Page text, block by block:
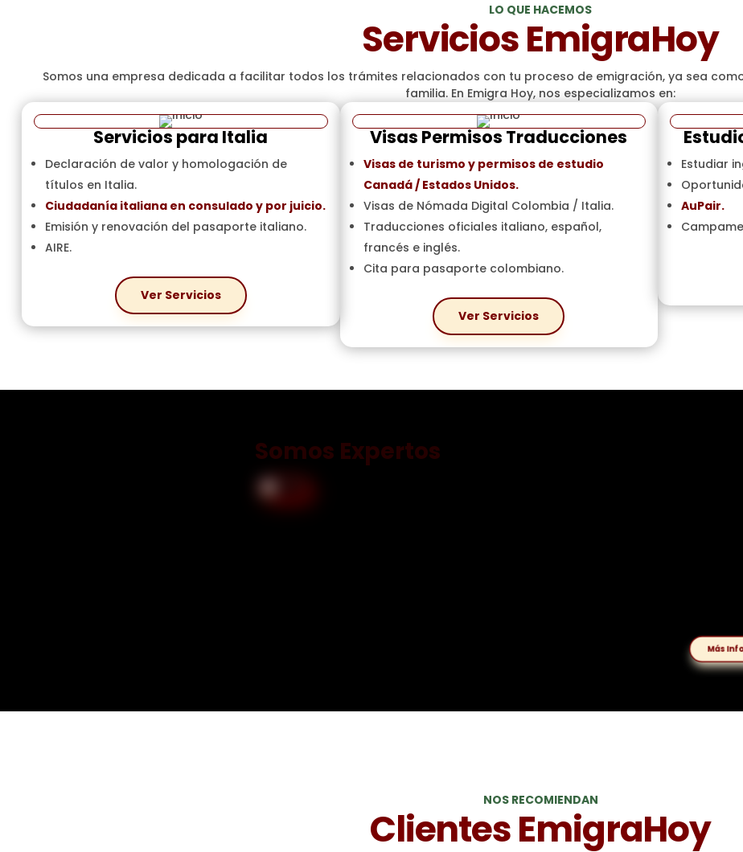
LO QUE HACEMOS
Servicios EmigraHoy
Somos una empresa dedicada a facilitar todos los trámites relacionados con tu proceso de emigración, ya sea
familia. En Emigra Hoy, nos especializamos en:
Servicios para Italia
Declaración de valor y homologación de
títulos en Italia.
Ciudadanía italiana en consulado y por juicio.
Emisión y renovación del pasaporte italiano.
AIRE.
Ver Servicios
Visas Permisos Traducciones
Visas de turismo y permisos de estudio
Canadá / Estados Unidos.
Visas de Nómada Digital Colombia / Italia.
Traducciones oficiales italiano, español,
francés e inglés.
Cita para pasaporte colombiano.
Ver Servicios
Estudiar
AuPair.
Somos Expertos
Más
NOS RECOMIENDAN
Clientes EmigraHoy